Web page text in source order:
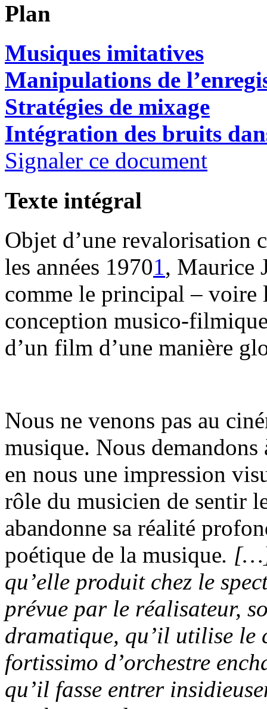
Plan
Musiques imitatives
Manipulations de
Stratégies de mixage
Intégration des bruits
Signaler ce document
Texte intégral
Objet d’une revalorisation
les années 19701, Maurice
comme le principal – voire
conception musico-
d’un film d’une manière
Nous ne venons pas au
musique. Nous
en nous une impression
rôle du musicien de sentir
abandonne sa réalité
poétique de la musique. […]
qu’elle produit chez le
prévue par le réalisateur,
dramatique, qu’il utilise le
fortissimo d’orchestre
qu’il fasse entrer